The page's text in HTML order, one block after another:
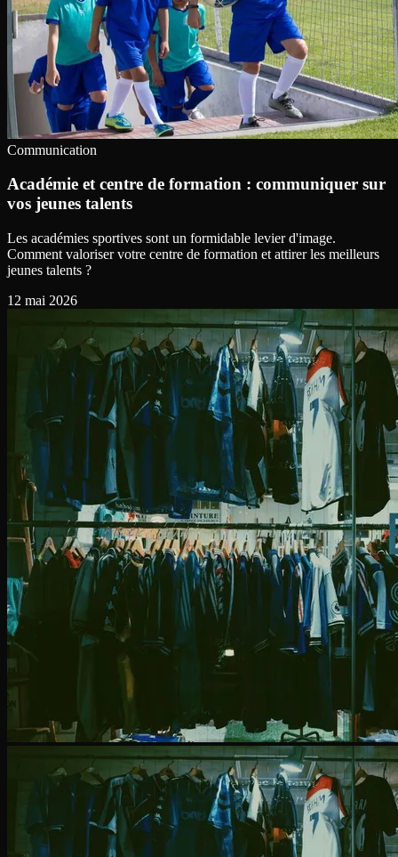
Communication
Académie et centre de formation : communiquer sur
vos jeunes talents
Les académies sportives sont un formidable levier d'image.
Comment valoriser votre centre de formation et attirer les meilleurs
jeunes talents ?
12 mai 2026